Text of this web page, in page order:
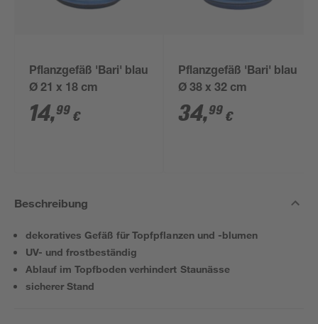
Pflanzgefäß 'Bari' blau
Ø 21 x 18 cm
14,99 €
Pflanzgefäß 'Bari' blau
Ø 38 x 32 cm
34,99 €
Beschreibung
dekoratives Gefäß für Topfpflanzen und -blumen
UV- und frostbeständig
Ablauf im Topfboden verhindert Staunässe
sicherer Stand